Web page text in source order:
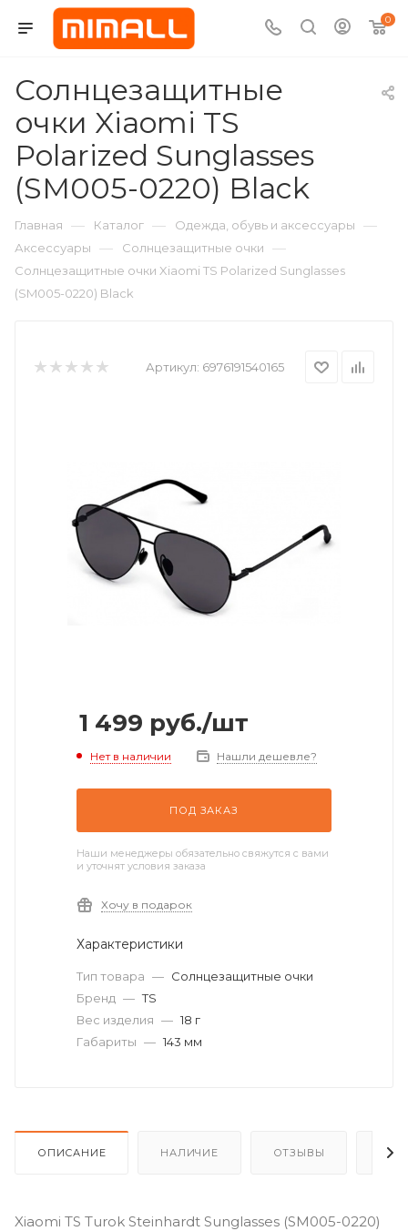
0
Солнцезащитные
очки Xiaomi TS
Polarized Sunglasses
(SM005-0220) Black
Главная — Каталог — Одежда, обувь и аксессуары —
Аксессуары — Солнцезащитные очки —
Солнцезащитные очки Xiaomi TS Polarized Sunglasses
(SM005-0220) Black
Артикул: 6976191540165
1 499 руб./шт
Нет в наличии Нашли дешевле?
ПОД ЗАКАЗ
Наши менеджеры обязательно свяжутся с вами
и уточнят условия заказа
Хочу в подарок
Характеристики
Тип товара — Солнцезащитные очки
Бренд — TS
Вес изделия — 18 г
Габариты — 143 мм
ОПИСАНИЕ НАЛИЧИЕ ОТЗЫВЫ
Xiaomi TS Turok Steinhardt Sunglasses (SM005-0220)